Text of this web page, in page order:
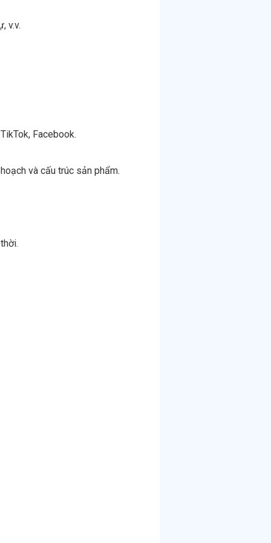
v.v.
Facebook.
và cấu trúc sản phẩm.